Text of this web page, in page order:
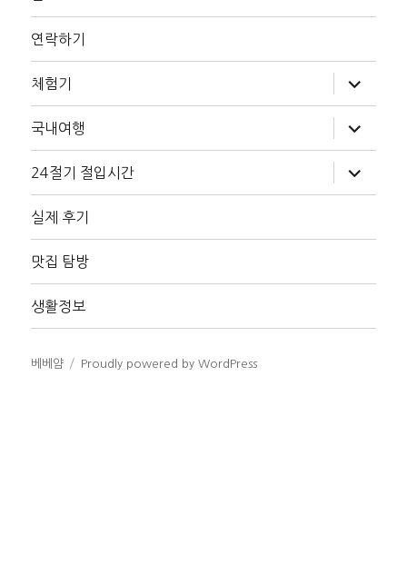
연락하기
체험기
위
메
확
장
국내여행
위
메
확
장
24절기 절입시간
위
메
장
실제 후기
맛집 탐방
생활정보
베베얌 Proudly powered by WordPress